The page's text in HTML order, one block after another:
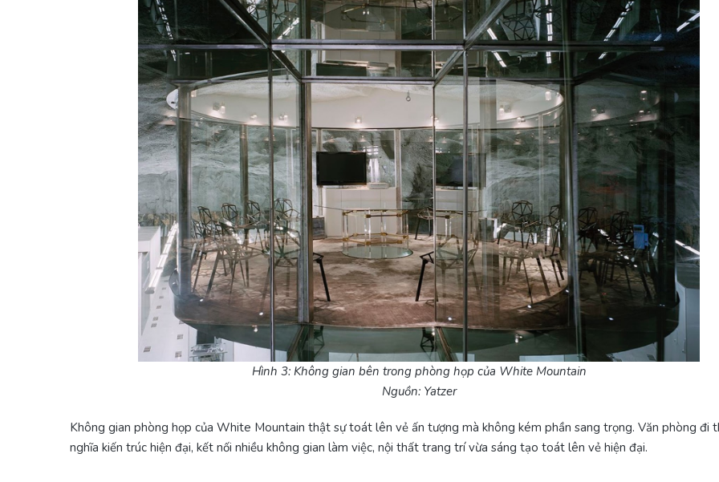
Hình 3: Không gian bên trong phòng họp của White Mountain
Nguồn: Yatzer
Không gian phòng họp của White Mountain thật sự toát lên vẻ ấn tượng mà không kém phần sang trọng. Văn phòng đi
nghĩa kiến trúc hiện đại, kết nối nhiều không gian làm việc, nội thất trang trí vừa sáng tạo toát lên vẻ hiện đại.